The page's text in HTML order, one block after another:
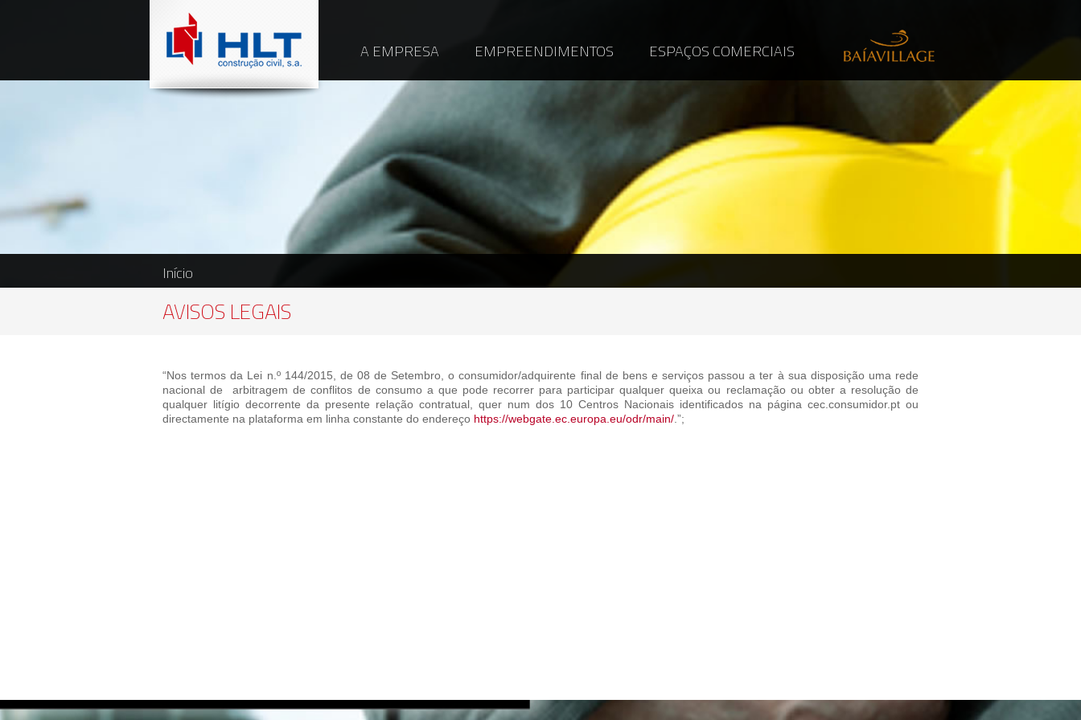
A EMPRESA EMPREENDIMENTOS ESPAÇOS COMERCIAIS
Início
AVISOS LEGAIS
“Nos termos da Lei n.º 144/2015, de 08 de Setembro, o consumidor/adquirente final de bens e serviços passou a ter à sua disposição uma rede
nacional de arbitragem de conflitos de consumo a que pode recorrer para participar qualquer queixa ou reclamação ou obter a resolução de
qualquer litígio decorrente da presente relação contratual, quer num dos 10 Centros Nacionais identificados na página cec.consumidor.pt ou
directamente na plataforma em linha constante do endereço https://webgate.ec.europa.eu/odr/main/ .”;